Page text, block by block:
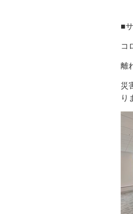
■
コ
離
災
り